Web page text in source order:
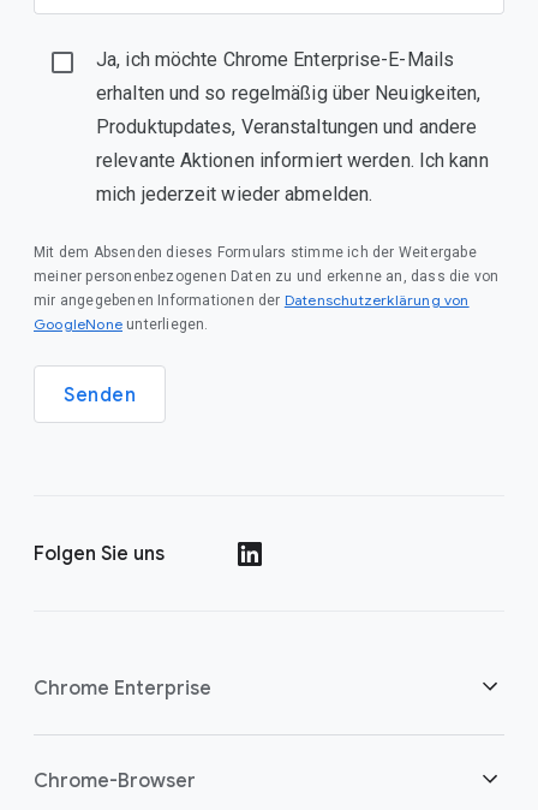
Ja, ich möchte Chrome Enterprise-E-Mails
erhalten und so regelmäßig über Neuigkeiten,
Produktupdates, Veranstaltungen und andere
relevante Aktionen informiert werden. Ich kann
mich jederzeit wieder abmelden.
Mit dem Absenden dieses Formulars stimme ich der Weitergabe
meiner personenbezogenen Daten zu und erkenne an, dass die von
mir angegebenen Informationen der Datenschutzerklärung von
GoogleNone unterliegen.
Senden
Folgen Sie uns
Chrome Enterprise
Sicherheit
Chrome-Browser